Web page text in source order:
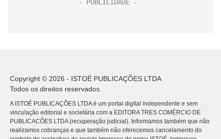
Copyright © 2026 - ISTOÉ PUBLICAÇÕES LTDA
Todos os direitos reservados.
A ISTOÉ PUBLICAÇÕES LTDA é um portal digital independente e sem
vinculação editorial e societária com a EDITORA TRES COMÉRCIO DE
PUBLICACÕES LTDA (recuperação judicial). Informamos também que não
realizamos cobranças e que também não oferecemos cancelamento do